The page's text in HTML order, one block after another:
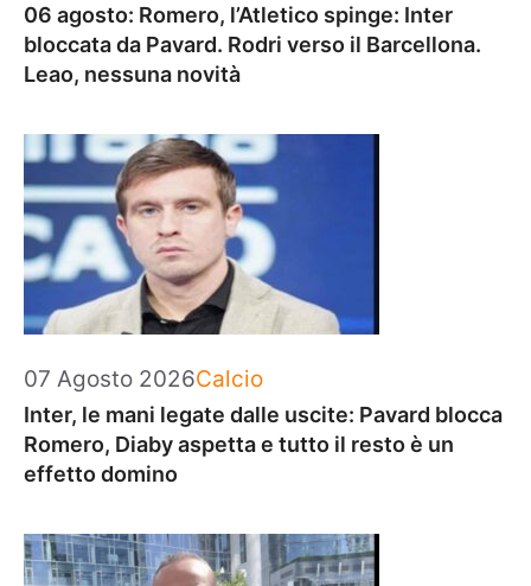
06 agosto: Romero, l’Atletico spinge: Inter
bloccata da Pavard. Rodri verso il Barcellona.
Leao, nessuna novità
07 Agosto 2026Categorie
Calcio
Inter, le mani legate dalle uscite: Pavard blocca
Romero, Diaby aspetta e tutto il resto è un
effetto domino